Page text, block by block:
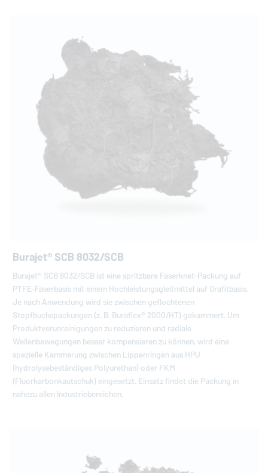
Burajet® SCB 8032/SCB
Burajet® SCB 8032/SCB ist eine spritzbare Faserknet-Packung auf
PTFE-Faserbasis mit einem Hochleistungsgleitmittel auf Grafitbasis.
Je nach Anwendung wird sie zwischen geflochtenen
Stopfbuchspackungen (z. B. Buraflex® 2000/HT) gekammert. Um
Produktverunreinigungen zu reduzieren und radiale
Wellenbewegungen besser kompensieren zu können, wird eine
spezielle Kammerung zwischen Lippenringen aus HPU
(hydrolysebeständiges Polyurethan) oder FKM
(Fluorkarbonkautschuk) eingesetzt. Einsatz findet die Packung in
nahezu allen Industriebereichen.